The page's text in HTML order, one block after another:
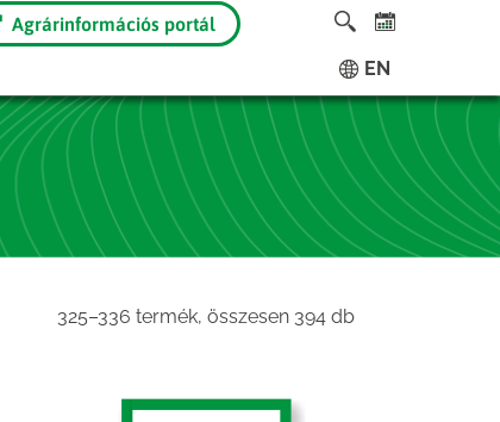
Agrárinformációs portál
EN
325–336 termék, összesen 394 dbSorted